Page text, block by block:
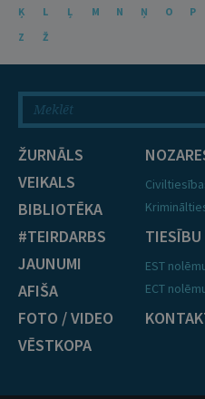
Ķ
L Ļ M N Ņ O P
Z
Ž
ŽURNĀLS
VEIKALS
BIBLIOTĒKA
#TEIRDARBS
JAUNUMI
AFIŠA
FOTO / VIDEO
VĒSTKOPA
TIESĪBU
EST
ECT